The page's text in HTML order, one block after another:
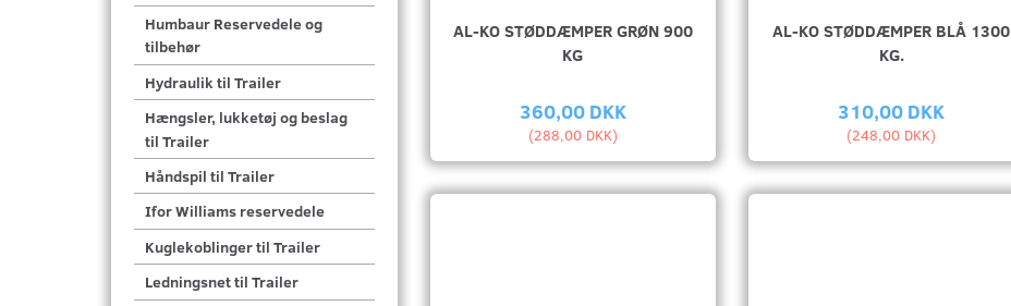
Humbaur Reservedele og
tilbehør
Hydraulik til Trailer
Hængsler, lukketøj og beslag
til Trailer
Håndspil til Trailer
Ifor Williams reservedele
Kuglekoblinger til Trailer
Ledningsnet til Trailer
AL-KO STØDDÆMPER GRØN 900
KG
360,00 DKK
(288,00 DKK)
AL-KO STØDDÆMPER BLÅ 1300
KG.
310,00 DKK
(248,00 DKK)